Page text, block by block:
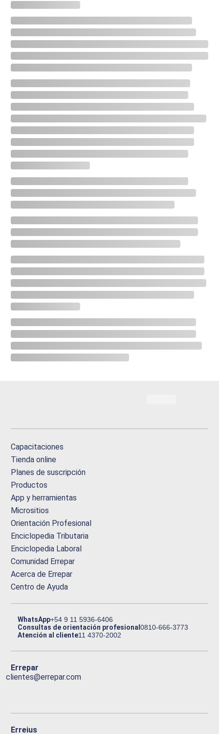
Capacitaciones
Tienda online
Planes de suscripción
Productos
App y herramientas
Micrositios
Orientación Profesional
Enciclopedia Tributaria
Enciclopedia Laboral
Comunidad Errepar
Acerca de Errepar
Centro de Ayuda
WhatsApp+54 9 11 5936-6406
Consultas de orientación profesional0810-666-3773
Atención al cliente11 4370-2002
Errepar
clientes@errepar.com
Erreius